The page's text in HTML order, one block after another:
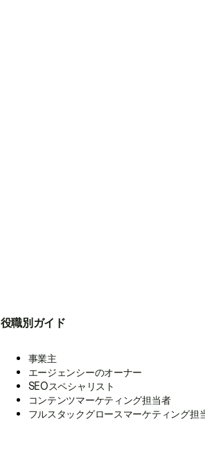
役職別ガイド
事業主
エージェンシーのオーナー
SEOスペシャリスト
コンテンツマーケティング担当者
フルスタックグロースマーケティング担